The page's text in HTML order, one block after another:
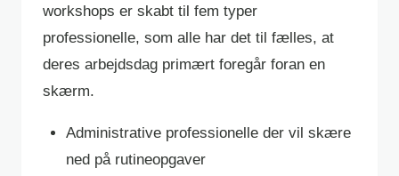
workshops er skabt til fem typer
professionelle, som alle har det til fælles, at
deres arbejdsdag primært foregår foran en
skærm.
Administrative professionelle der vil skære
ned på rutineopgaver